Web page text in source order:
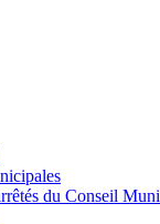
du Conseil